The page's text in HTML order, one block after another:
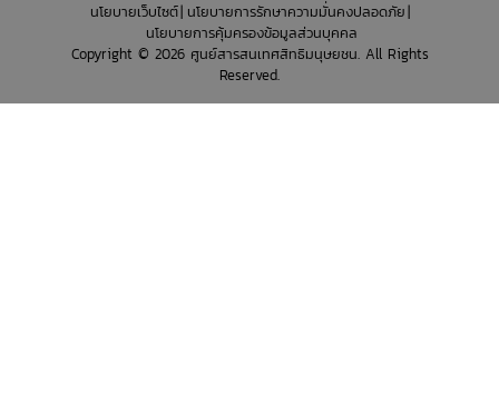
นโยบายเว็บไซต์ นโยบายการรักษาความมั่นคงปลอดภัย
นโยบายการคุ้มครองข้อมูลส่วนบุคคล
Copyright © 2026 ศูนย์สารสนเทศสิทธิมนุษยชน. All Rights
Reserved.